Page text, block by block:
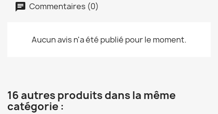
Commentaires (0)
Aucun avis n'a été publié pour le moment.
16 autres produits dans la même
catégorie :